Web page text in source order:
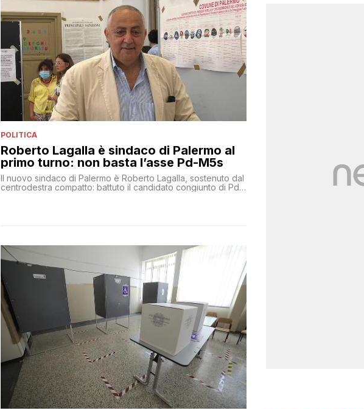
POLITICA
Roberto Lagalla è sindaco di Palermo al
primo turno: non basta l’asse Pd-M5s
Il nuovo sindaco di Palermo è Roberto Lagalla, sostenuto dal
centrodestra compatto: battuto il candidato congiunto di Pd